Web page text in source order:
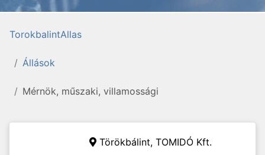
TorokbalintAllas
Állások
Mérnök, műszaki, villamossági
Törökbálint, TOMIDÓ Kft.